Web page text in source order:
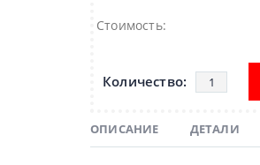
Стоимость:
ОПИСАНИЕ ДЕТАЛИ